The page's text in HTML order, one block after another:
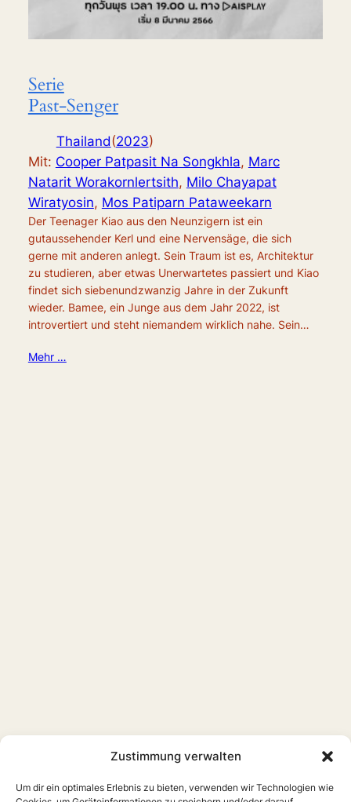
Zustimmung verwalten
Um dir ein optimales Erlebnis zu bieten, verwenden wir Technologien wie
Serie
Past-Senger
Thailand(2023)
Mit: Cooper Patpasit Na Songkhla, Marc
Natarit Worakornlertsith, Milo Chayapat
Wiratyosin, Mos Patiparn Pataweekarn
Der Teenager Kiao aus den Neunzigern ist ein
gutaussehender Kerl und eine Nervensäge, die sich
gerne mit anderen anlegt. Sein Traum ist es, Architektur
zu studieren, aber etwas Unerwartetes passiert und Kiao
findet sich siebenundzwanzig Jahre in der Zukunft
wieder. Bamee, ein Junge aus dem Jahr 2022, ist
introvertiert und steht niemandem wirklich nahe. Sein…
Mehr …